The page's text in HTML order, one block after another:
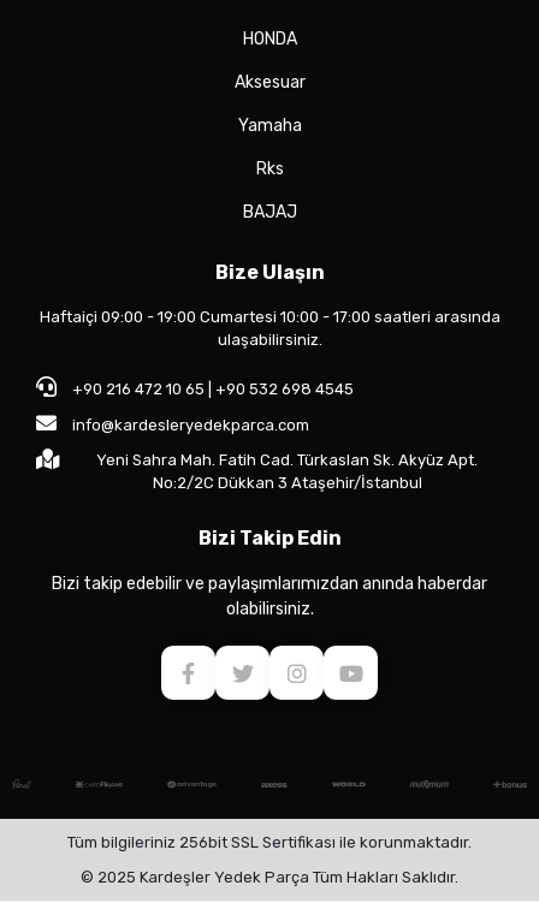
HONDA
Aksesuar
Yamaha
Rks
BAJAJ
Bize Ulaşın
Haftaiçi 09:00 - 19:00 Cumartesi 10:00 - 17:00 saatleri arasında
ulaşabilirsiniz.
+90 216 472 10 65 | +90 532 698 4545
info@kardesleryedekparca.com
Yeni Sahra Mah. Fatih Cad. Türkaslan Sk. Akyüz Apt.
No:2/2C Dükkan 3 Ataşehir/İstanbul
Bizi Takip Edin
Bizi takip edebilir ve paylaşımlarımızdan anında haberdar
olabilirsiniz.
Tüm bilgileriniz 256bit SSL Sertifikası ile korunmaktadır.
© 2025 Kardeşler Yedek Parça Tüm Hakları Saklıdır.